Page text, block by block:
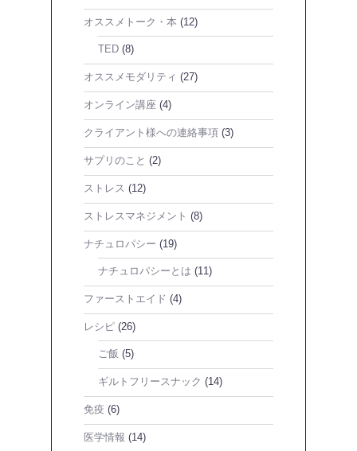
オススメトーク・本 (12)
TED (8)
オススメモダリティ (27)
オンライン講座 (4)
クライアント様への連絡事項 (3)
サプリのこと (2)
ストレス (12)
ストレスマネジメント (8)
ナチュロパシー (19)
ナチュロパシーとは (11)
ファーストエイド (4)
レシピ (26)
ご飯 (5)
ギルトフリースナック (14)
免疫 (6)
医学情報 (14)